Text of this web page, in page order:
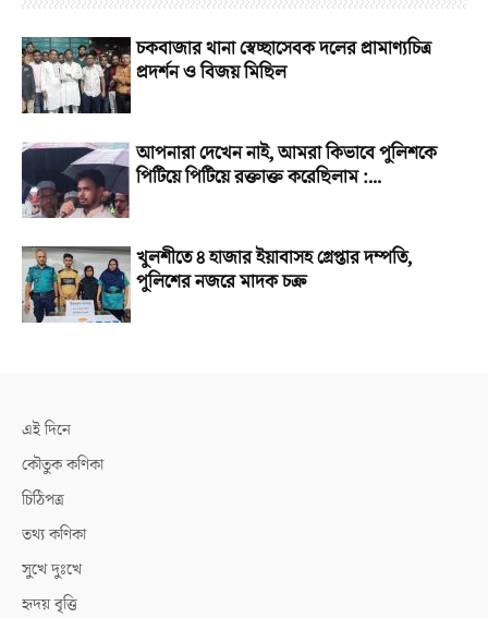
চকবাজার থানা স্বেচ্ছাসেবক দলের প্রামাণ্যচিত্র
প্রদর্শন ও বিজয় মিছিল
আপনারা দেখেন নাই, আমরা কিভাবে পুলিশকে
পিটিয়ে পিটিয়ে রক্তাক্ত করেছিলাম :...
খুলশীতে ৪ হাজার ইয়াবাসহ গ্রেপ্তার দম্পতি,
পুলিশের নজরে মাদক চক্র
এই দিনে
কৌতুক কণিকা
চিঠিপত্র
তথ্য কণিকা
সুখে দুঃখে
হৃদয় বৃত্তি